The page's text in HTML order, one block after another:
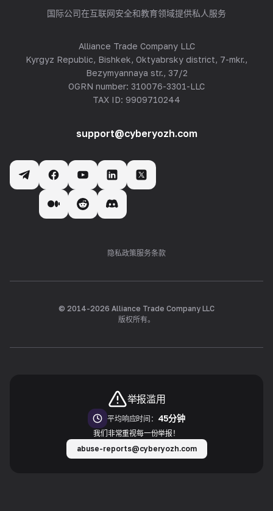
国际公司在互联网安全和教育领域提供私人服务
Alliance Trade Company LLC
Kyrgyz Republic, Bishkek, Oktyabrsky district, 7-mkr.,
Bezymyannaya str., 37/2
OGRN number: 310076-3301-LLC
TAX ID: 9909710244
support@cyberyozh.com
隐私政策服务条款
© 2014-2026 Alliance Trade Company LLC
版权所有。
举报滥用
平均响应时间： 45分钟
我们非常重视每一份举报！
abuse-reports@cyberyozh.com